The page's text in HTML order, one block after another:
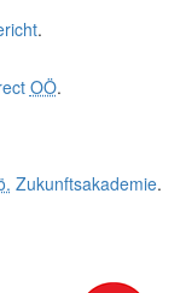
.
OÖ.
Zukunftsakademie.